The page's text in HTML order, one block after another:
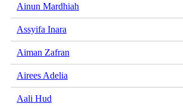
Ainun Mardhiah
Assyifa Inara
Aiman Zafran
Airees Adelia
Aali Hud